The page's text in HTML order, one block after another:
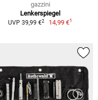
gazzini
Lenkerspiegel
UVP 39,99 €2 14,99 €1